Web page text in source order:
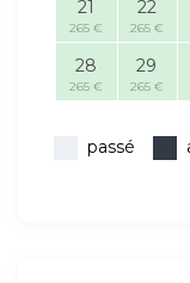
21
265 €
22
265 €
28
265 €
29
265 €
passé